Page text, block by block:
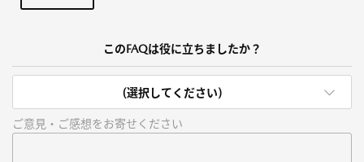
このFAQは役に立ちましたか？
(選択してください)
ご意見・ご感想をお寄せください